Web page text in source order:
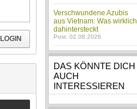
LOGIN
Verschwundene Azubis
aus Vietnam: Was wirklich
dahintersteckt
Post: 02.08.2026
DAS KÖNNTE DICH
AUCH
INTERESSIEREN